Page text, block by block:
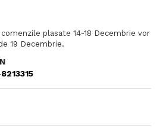
plasate 14-18 Decembrie vor
19 Decembrie.